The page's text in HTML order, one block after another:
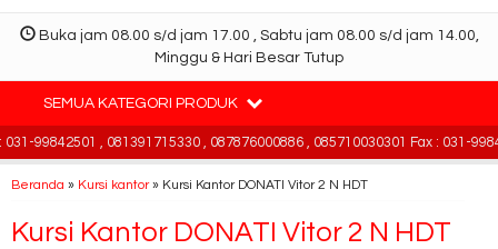
Buka jam 08.00 s/d jam 17.00 , Sabtu jam 08.00 s/d jam 14.00,
Minggu & Hari Besar Tutup
SEMUA KATEGORI PRODUK
99842501 , 081391715330 , 087876000886 , 085710030301 Fax : 031-
Beranda » Kursi kantor» Kursi Kantor DONATI Vitor 2 N HDT
Kursi Kantor DONATI Vitor 2 N HDT